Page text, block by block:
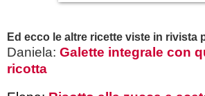
Ed ecco le altre ricette viste in rivista
Daniela: Galette integrale con
ricotta